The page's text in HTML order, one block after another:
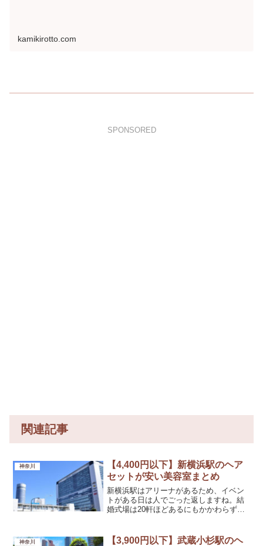
kamikirotto.com
SPONSORED
関連記事
神奈川
【4,400円以下】新横浜駅のヘア
セットが安い美容室まとめ
新横浜駅はアリーナがあるため、イベン
トがある日は人でごった返しますね。結
婚式場は20軒ほどあるにもかかわらず、
ヘア(Ra felite)ヘアセット料金2,750円...
神奈川
【3,900円以下】武蔵小杉駅のヘ